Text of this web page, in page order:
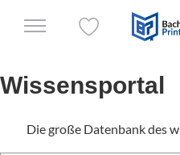
Wissensportal
Die große Datenbank des